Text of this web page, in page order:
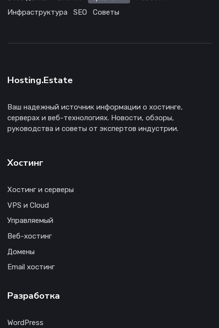
Инфраструктура
SEO Советы
Hosting.Estate
Ваш надежный источник информации о хостинге,
серверах и веб-технологиях. Новости, обзоры,
руководства и советы от экспертов индустрии.
Хостинг
Хостинг и серверы
VPS и Cloud
Управляемый
Веб-хостинг
Домены
Email хостинг
Разработка
WordPress